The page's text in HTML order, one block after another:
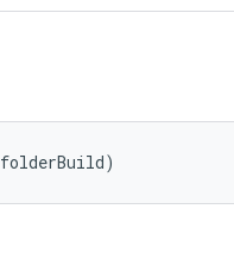
folderBuild)